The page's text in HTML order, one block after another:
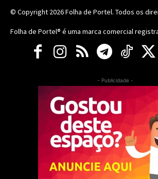
© Copyright 2026Folha de Portel. Todos os
Folha de Portel® é uma marca comercial
- Publicidade -